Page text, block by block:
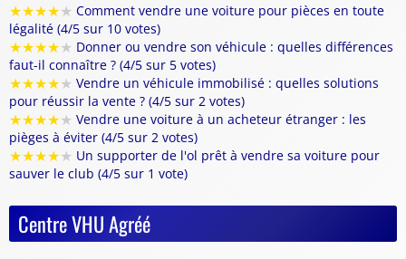
★★★★★ Comment vendre une voiture pour pièces en toute
légalité (4/5 sur 10 votes)
★★★★★ Donner ou vendre son véhicule : quelles différences
faut-il connaître ? (4/5 sur 5 votes)
★★★★★ Vendre un véhicule immobilisé : quelles solutions
pour réussir la vente ? (4/5 sur 2 votes)
★★★★★ Vendre une voiture à un acheteur étranger : les
pièges à éviter (4/5 sur 2 votes)
★★★★★ Un supporter de l'ol prêt à vendre sa voiture pour
sauver le club (4/5 sur 1 vote)
Centre VHU Agréé